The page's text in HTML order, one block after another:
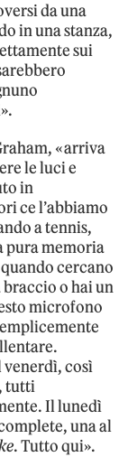
da una
in una stanza,
sui
«arriva
le luci e
in
ce l’abbiamo
a tennis,
pura memoria
cercano
o hai un
microfono
venerdì, così
tutti
Il lunedì
una al
. Tutto qui».